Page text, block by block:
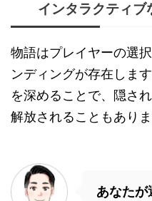
インタラクティブ
物語はプレイヤーの選
ンディングが存在しま
を深めることで、隠さ
解放されることもありま
あなたが